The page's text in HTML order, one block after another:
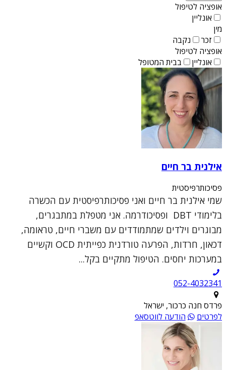
אופציה לטיפול
אונליין
מין
זכר
נקבה
אופציה לטיפול
אונליין
בבית המטופל
אילנית בר חיים
פסיכותרפיסטית
שמי אילנית בר חיים ואני פסיכותרפיסטית עם הכשרה
בלימודי DBT ופסיכודרמה. אני מטפלת במתבגרים,
מבוגרים וילדים שמתמודדים עם משברי חיים, טראומה,
דכאון, חרדות, הפרעה טורדנית כפייתית OCD וקשיים
במערכות יחסים. הטיפול מתקיים בקל...
052-4032341
פרדס חנה כרכור, ישראל
לפרטים
הודעה לווטסאפ